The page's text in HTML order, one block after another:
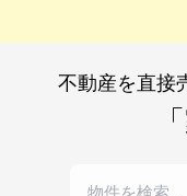
不動産を直接